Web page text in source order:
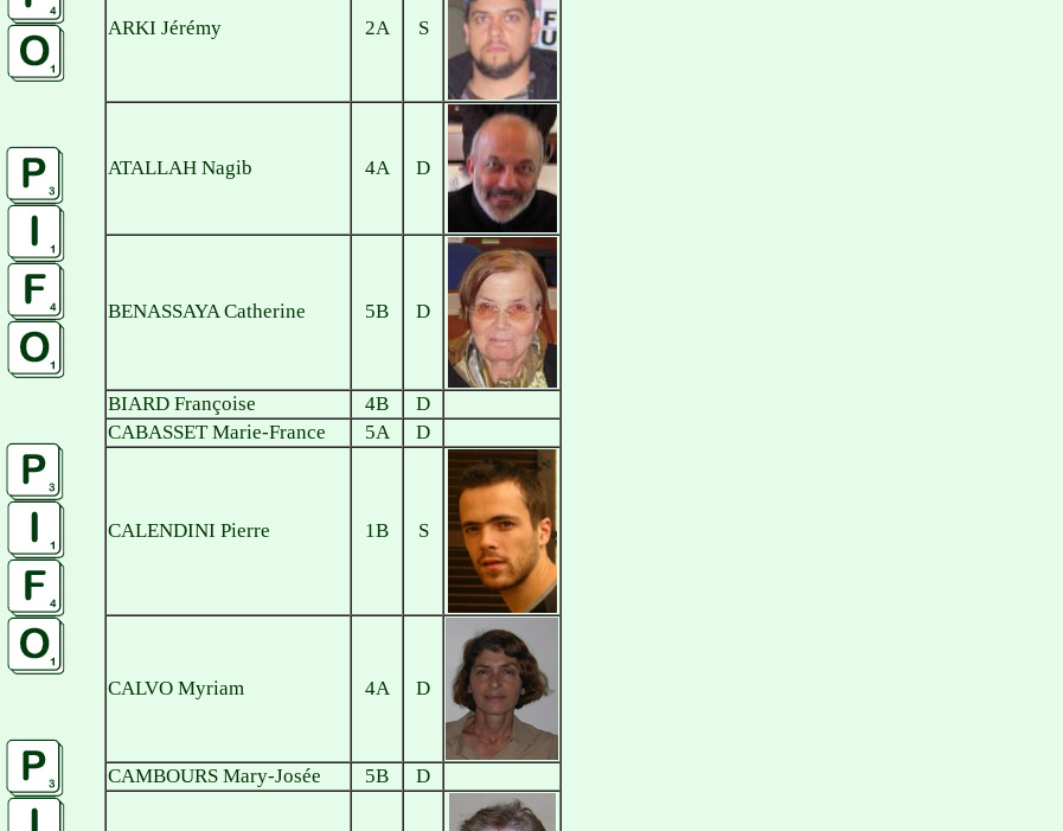
ARKI Jérémy 2A S
ATALLAH Nagib 4A D
BENASSAYA Catherine 5B D
BIARD Françoise 4B
D
CABASSET Marie-France
5A D
CALENDINI Pierre 1B S
CALVO Myriam 4A D
CAMBOURS Mary-Josée 5B D